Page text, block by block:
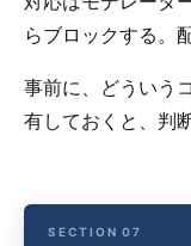
らブロックする。
事前に、どういう
有しておくと、判